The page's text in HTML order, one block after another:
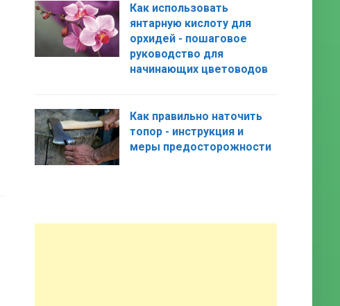
Как использовать
янтарную кислоту для
орхидей - пошаговое
руководство для
начинающих цветоводов
Как правильно наточить
топор - инструкция и
меры предосторожности